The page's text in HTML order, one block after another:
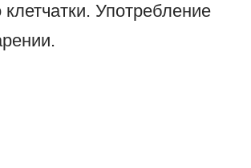
Употребление